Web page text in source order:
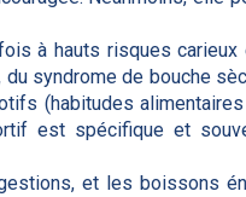
à hauts risques
syndrome de bouche
(habitudes
est spécifique et
et les boissons